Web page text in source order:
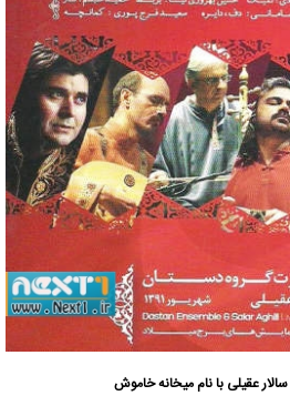
سالار عقیلی با نام میخانه خاموش